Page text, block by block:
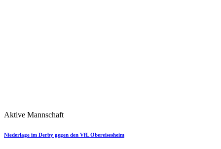
Aktive Mannschaft
Niederlage im Derby gegen den VfL Obereisesheim